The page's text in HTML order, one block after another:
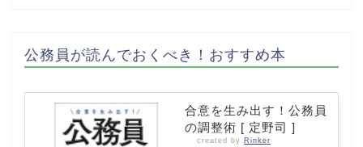
公務員が読んでおくべき！おすすめ本
合意を生み出す！公務員
の調整術 [ 定野司 ]
created by Rinker